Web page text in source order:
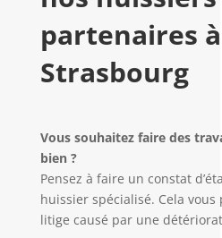
partenaires à
Strasbourg
Vous souhaitez faire des
bien ?
Pensez à faire un constat
huissier spécialisé. Cela vous
litige causé par une